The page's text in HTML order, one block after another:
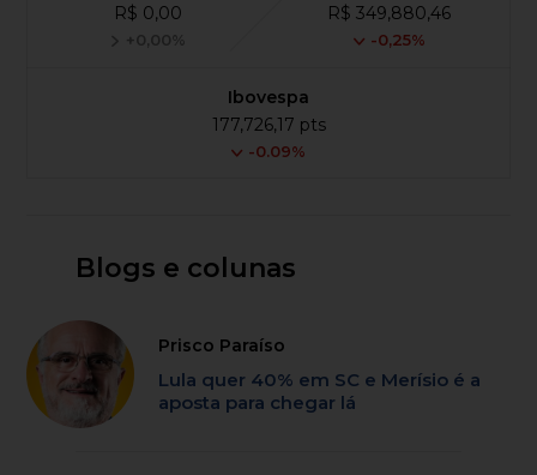
R$ 0,00
+0,00%
R$ 349,880,46
-0,25%
Ibovespa
177,726,17 pts
-0.09%
Blogs e colunas
Prisco Paraíso
Lula quer 40% em SC e Merísio é a
aposta para chegar lá